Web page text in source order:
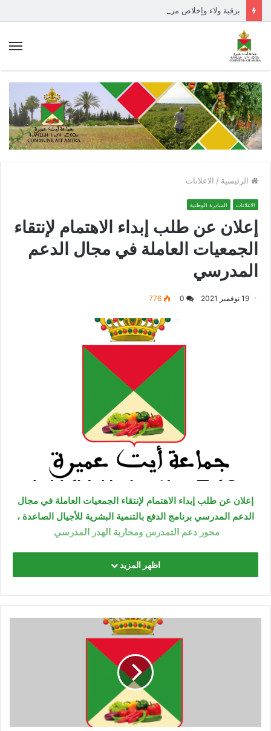
برقية ولاء وإخلاص مرفوعة إلى السدة العالية بالله
الرئيسية / الاعلانات
الاعلانات المبادرة الوطنية
إعلان عن طلب إبداء الاهتمام لإنتقاء
الجمعيات العاملة في مجال الدعم
المدرسي
19 نوفمبر 2021 0
776
إعلان عن طلب إبداء الاهتمام لإنتقاء الجمعيات العاملة في مجال
الدعم المدرسي برنامج الدفع بالتنمية البشرية للأجيال الصاعدة ،
محور دعم التمدرس ومحاربة الهدر المدرسي
اظهر المزيد